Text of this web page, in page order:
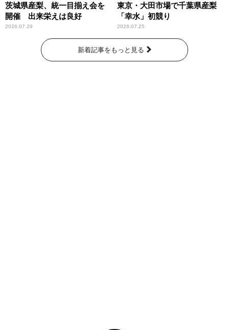
茨城県産梨、統一目揃え会を
開催 出来栄えは良好
2026.07.29
東京・大田市場で千葉県産梨
「幸水」初競り
2026.07.25
新着記事をもっと見る